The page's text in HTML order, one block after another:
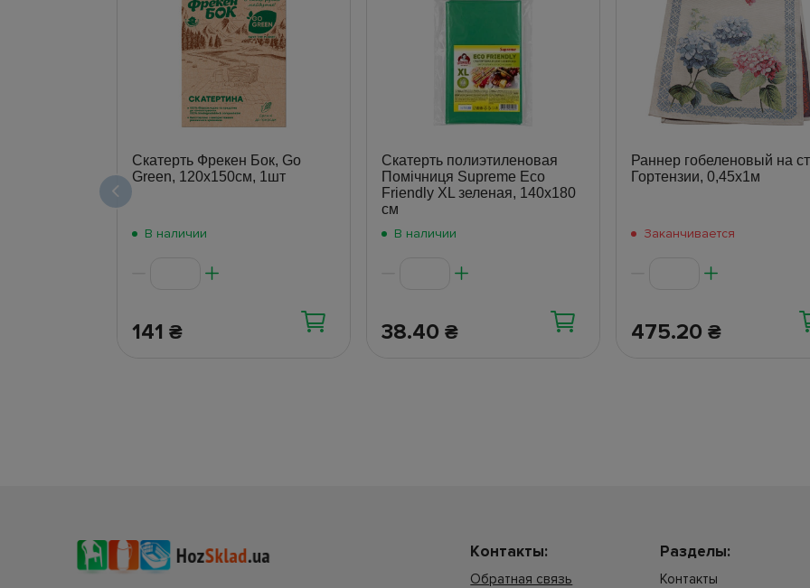
Скатерть Фрекен Бок, Go
Green, 120x150см, 1шт
В наличии
141 ₴
Скатерть полиэтиленовая
Помічниця Supreme Eco
Friendly XL зеленая, 140х180
см
В наличии
38.40 ₴
Раннер гобеленовый на
Гортензии, 0,45х1м
Заканчивается
475.20 ₴
Контакты:
Обратная связь
Разделы:
Контакты